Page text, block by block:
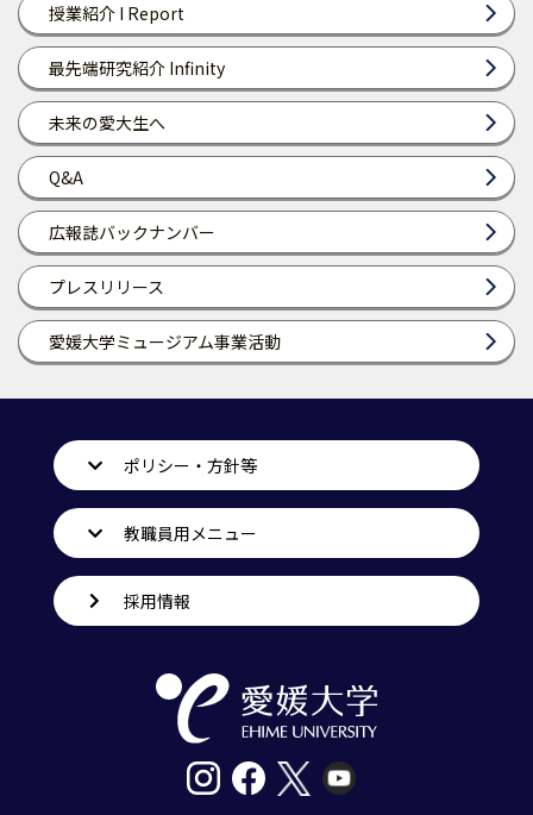
授業紹介 I Report
最先端研究紹介 Infinity
未来の愛大生へ
Q&A
広報誌バックナンバー
プレスリリース
愛媛大学ミュージアム事業活動
ポリシー・方針等
教職員用メニュー
採用情報